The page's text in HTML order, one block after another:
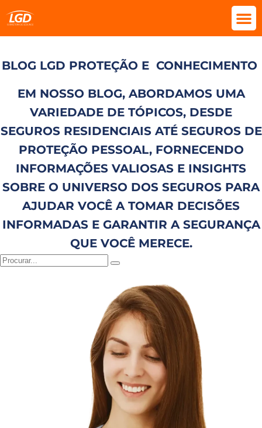
BLOG LGD PROTEÇÃO E CONHECIMENTO
EM NOSSO BLOG, ABORDAMOS UMA
VARIEDADE DE TÓPICOS, DESDE
SEGUROS RESIDENCIAIS ATÉ SEGUROS DE
PROTEÇÃO PESSOAL, FORNECENDO
INFORMAÇÕES VALIOSAS E INSIGHTS
SOBRE O UNIVERSO DOS SEGUROS PARA
AJUDAR VOCÊ A TOMAR DECISÕES
INFORMADAS E GARANTIR A SEGURANÇA
QUE VOCÊ MERECE.